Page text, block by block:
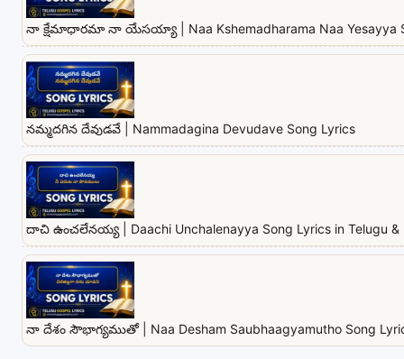
నా క్షేమాధారమా నా యేసయ్యా | Naa Kshemadharama Naa Yesayya
నమ్మదగిన దేవుడవే | Nammadagina Devudave Song Lyrics
దాచి ఉంచలేనయ్య | Daachi Unchalenayya Song Lyrics in Telugu &
నా దేశం సౌభాగ్యముతో | Naa Desham Saubhaagyamutho Song